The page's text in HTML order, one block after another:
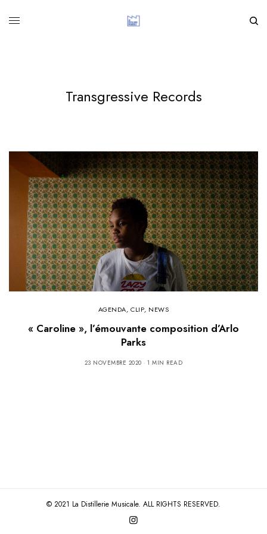
Transgressive Records
AGENDA, CLIP, NEWS
« Caroline », l’émouvante composition d’Arlo
Parks
23 NOVEMBRE 2020 1 MIN READ
© 2021 La Distillerie Musicale. ALL RIGHTS RESERVED.